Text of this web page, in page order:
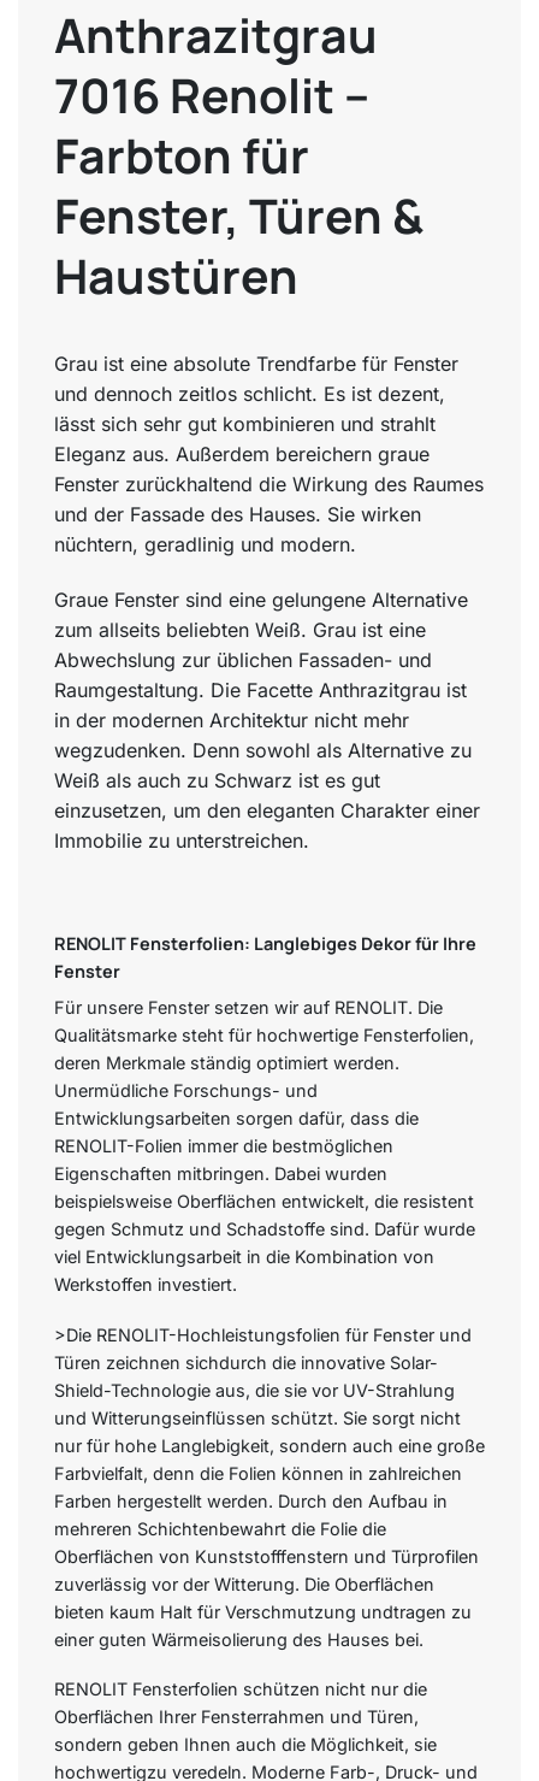
Anthrazitgrau
7016 Renolit –
Farbton für
Fenster, Türen &
Haustüren
Grau ist eine absolute Trendfarbe für Fenster
und dennoch zeitlos schlicht. Es ist dezent,
lässt sich sehr gut kombinieren und strahlt
Eleganz aus. Außerdem bereichern graue
Fenster zurückhaltend die Wirkung des Raumes
und der Fassade des Hauses. Sie wirken
nüchtern, geradlinig und modern.
Graue Fenster sind eine gelungene Alternative
zum allseits beliebten Weiß. Grau ist eine
Abwechslung zur üblichen Fassaden- und
Raumgestaltung. Die Facette Anthrazitgrau ist
in der modernen Architektur nicht mehr
wegzudenken. Denn sowohl als Alternative zu
Weiß als auch zu Schwarz ist es gut
einzusetzen, um den eleganten Charakter einer
Immobilie zu unterstreichen.
RENOLIT Fensterfolien: Langlebiges Dekor für Ihre
Fenster
Für unsere Fenster setzen wir auf RENOLIT. Die
Qualitätsmarke steht für hochwertige Fensterfolien,
deren Merkmale ständig optimiert werden.
Unermüdliche Forschungs- und
Entwicklungsarbeiten sorgen dafür, dass die
RENOLIT-Folien immer die bestmöglichen
Eigenschaften mitbringen. Dabei wurden
beispielsweise Oberflächen entwickelt, die resistent
gegen Schmutz und Schadstoffe sind. Dafür wurde
viel Entwicklungsarbeit in die Kombination von
Werkstoffen investiert.
>Die RENOLIT-Hochleistungsfolien für Fenster und
Türen zeichnen sichdurch die innovative Solar-
Shield-Technologie aus, die sie vor UV-Strahlung
und Witterungseinflüssen schützt. Sie sorgt nicht
nur für hohe Langlebigkeit, sondern auch eine große
Farbvielfalt, denn die Folien können in zahlreichen
Farben hergestellt werden. Durch den Aufbau in
mehreren Schichtenbewahrt die Folie die
Oberflächen von Kunststofffenstern und Türprofilen
zuverlässig vor der Witterung. Die Oberflächen
bieten kaum Halt für Verschmutzung undtragen zu
einer guten Wärmeisolierung des Hauses bei.
RENOLIT Fensterfolien schützen nicht nur die
Oberflächen Ihrer Fensterrahmen und Türen,
sondern geben Ihnen auch die Möglichkeit, sie
hochwertigzu veredeln. Moderne Farb-, Druck- und